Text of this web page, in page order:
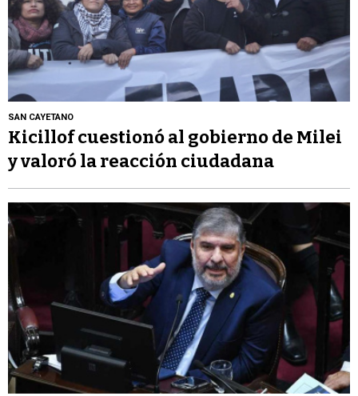
SAN CAYETANO
Kicillof cuestionó al gobierno de Milei
y valoró la reacción ciudadana